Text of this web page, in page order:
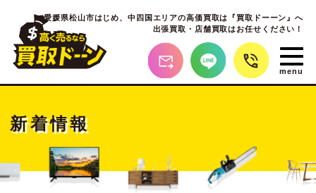
愛媛県松山市はじめ、中四国エリアの高価買取は『買取ドーーン』へ
出張買取・店舗買取はお任せください！
新着情報